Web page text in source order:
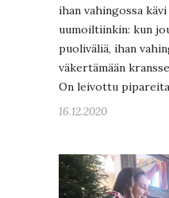
ihan vahingossa
uumoiltiinkin: kun
puoliväliä, ihan
väkertämään
On leivottu
16.12.2020